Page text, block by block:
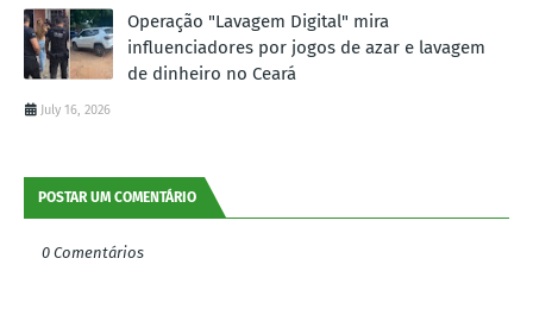
Operação "Lavagem Digital" mira
influenciadores por jogos de azar e lavagem
de dinheiro no Ceará
July 16, 2026
POSTAR UM COMENTÁRIO
0 Comentários